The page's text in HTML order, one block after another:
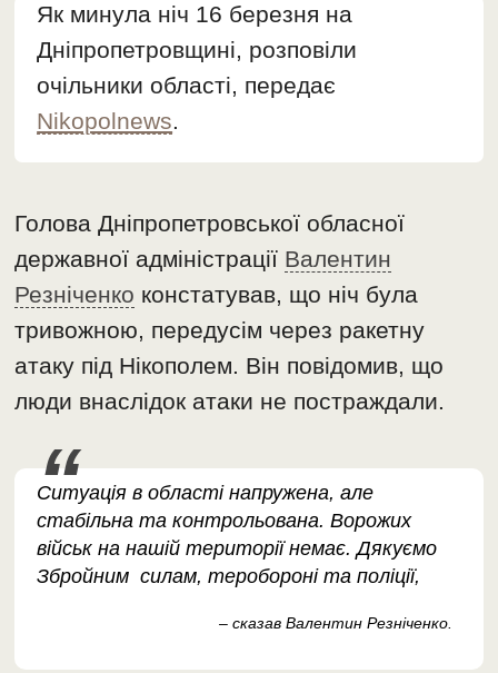
Як минула ніч 16 березня на
Дніпропетровщині, розповіли
очільники області, передає
Nikopolnews.
Голова Дніпропетровської обласної
державної адміністрації Валентин
Резніченко констатував, що ніч була
тривожною, передусім через ракетну
атаку під Нікополем. Він повідомив, що
люди внаслідок атаки не постраждали.
Ситуація в області напружена, але
стабільна та контрольована. Ворожих
військ на нашій території немає. Дякуємо
Збройним силам, теробороні та поліції,
– сказав Валентин Резніченко.